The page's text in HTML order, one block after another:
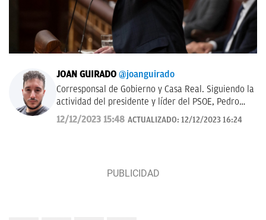
JOAN GUIRADO @joanguirado
Corresponsal de Gobierno y Casa Real. Siguiendo la
actividad del presidente y líder del PSOE, Pedro
Sánchez, y del Rey de España. También política
catalana.
12/12/2023 15:48 ACTUALIZADO: 12/12/2023 16:24